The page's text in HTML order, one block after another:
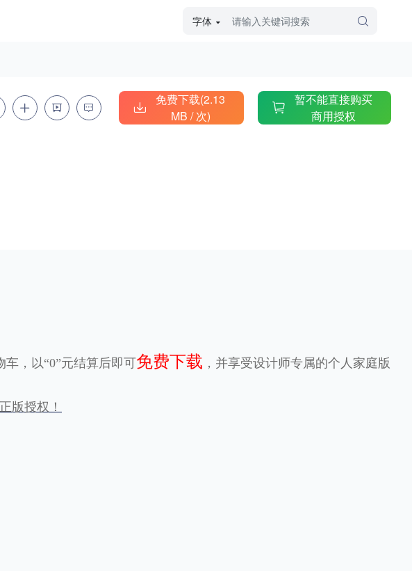
SHIFT-JIS 硬笔手写 毛笔飞白 粉笔勾绘 个性书体
中国大陆 中国港澳台 中国西藏 老挝 越南
联系不到版权方不要商用，有侵权风险！
字体
免费下载(2.13
MB /次)
暂不能直接购买
商用授权
，以“0”元结算后即可免费下载 ，并享受设计师专属的个人家庭版
版授权！